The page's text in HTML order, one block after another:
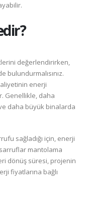
değerlendirirken,
bulundurmalısınız.
enerji
Genellikle, daha
daha büyük binalarda
sağladığı için, enerji
mantolama
dönüş süresi, projenin
fiyatlarına bağlı